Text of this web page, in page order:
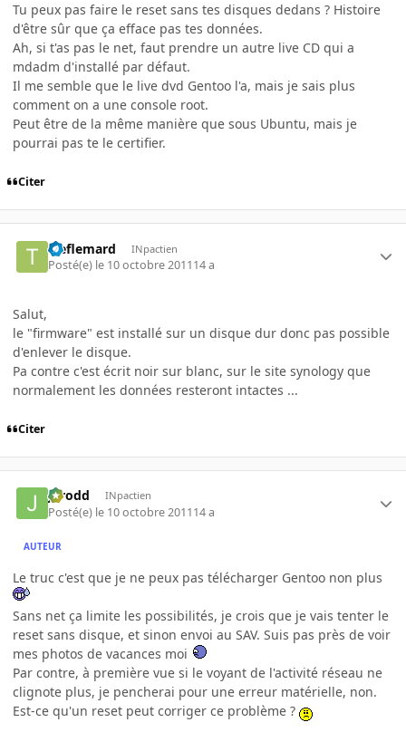
Tu peux pas faire le reset sans tes disques dedans ? Histoire
d'être sûr que ça efface pas tes données.
Ah, si t'as pas le net, faut prendre un autre live CD qui a
mdadm d'installé par défaut.
Il me semble que le live dvd Gentoo l'a, mais je sais plus
comment on a une console root.
Peut être de la même manière que sous Ubuntu, mais je
pourrai pas te le certifier.
Citer
treflemard INpactien
Posté(e) le 10 octobre 201114 a
Salut,
le "firmware" est installé sur un disque dur donc pas possible
d'enlever le disque.
Pa contre c'est écrit noir sur blanc, sur le site synology que
normalement les données resteront intactes ...
Citer
Jarodd INpactien
Posté(e) le 10 octobre 201114 a
AUTEUR
Le truc c'est que je ne peux pas télécharger Gentoo non plus
Sans net ça limite les possibilités, je crois que je vais tenter le
reset sans disque, et sinon envoi au SAV. Suis pas près de voir
mes photos de vacances moi
Par contre, à première vue si le voyant de l'activité réseau ne
clignote plus, je pencherai pour une erreur matérielle, non.
Est-ce qu'un reset peut corriger ce problème ?